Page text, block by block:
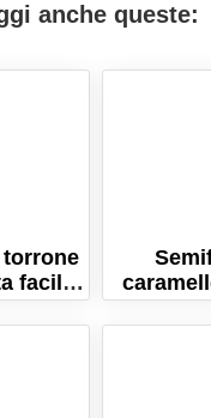
anche queste:
facile
ricetta
dolce